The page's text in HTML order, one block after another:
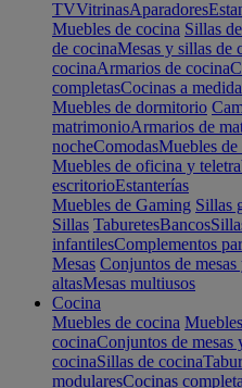
TVVitrinasAparadores
Muebles de cocina Sillas
de cocinaMesas y sillas de
cocinaArmarios de cocina
completasCocinas a medida
Muebles de dormitorio
matrimonioArmarios de
nocheComodasMuebles
Muebles de oficina y
escritorioEstanterías
Muebles de Gaming Sillas
Sillas TaburetesBancos
infantilesComplementos
Mesas Conjuntos de mesas
altasMesas multiusos
Cocina
Muebles de cocina
cocinaConjuntos de mesas
cocinaSillas de cocina
modularesCocinas